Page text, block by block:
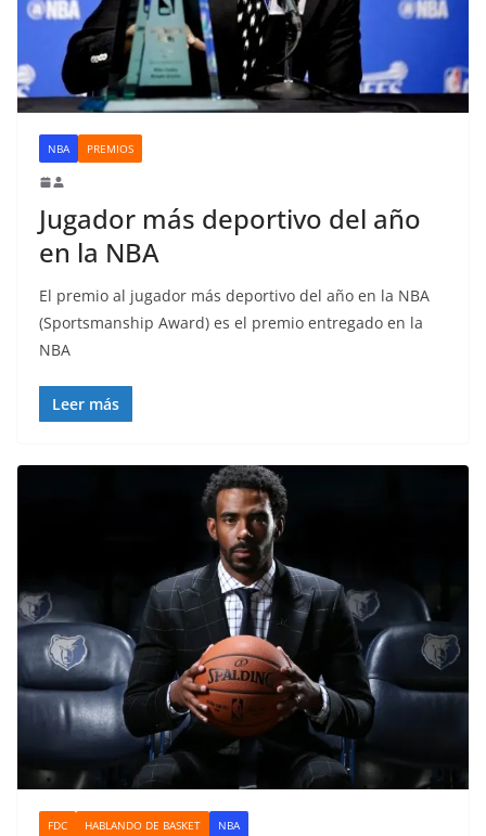
NBA PREMIOS
Jugador más deportivo del año
en la NBA
El premio al jugador más deportivo del año en la NBA
(Sportsmanship Award) es el premio entregado en la
NBA
Leer más
FDC HABLANDO DE BASKET NBA